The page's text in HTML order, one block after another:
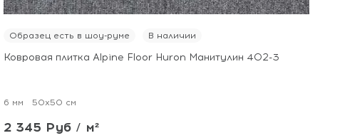
Образец есть в шоу-руме В наличии
Ковровая плитка Alpine Floor Huron Манитулин 402-3
6 мм 50x50 см
2 345 Руб / м²